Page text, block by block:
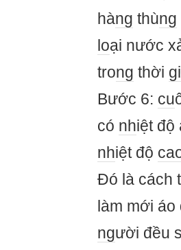
hàng thùng
loại nước
trong thời gi
Bước 6: cu
có nhiệt độ
nhiệt độ
Đó là cách
làm mới
người đều